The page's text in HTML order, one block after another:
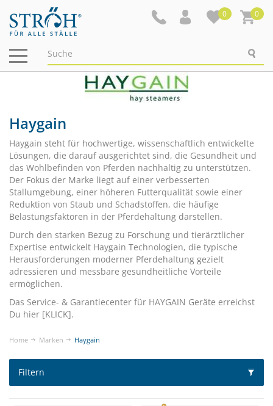
0 0
Navigation
ein-/ausblenden
Haygain
Haygain steht für hochwertige, wissenschaftlich entwickelte
Lösungen, die darauf ausgerichtet sind, die Gesundheit und
das Wohlbefinden von Pferden nachhaltig zu unterstützen.
Der Fokus der Marke liegt auf einer verbesserten
Stallumgebung, einer höheren Futterqualität sowie einer
Reduktion von Staub und Schadstoffen, die häufige
Belastungsfaktoren in der Pferdehaltung darstellen.
Durch den starken Bezug zu Forschung und tierärztlicher
Expertise entwickelt Haygain Technologien, die typische
Herausforderungen moderner Pferdehaltung gezielt
adressieren und messbare gesundheitliche Vorteile
ermöglichen.
Das Service- & Garantiecenter für HAYGAIN Geräte erreichst
Du hier [KLICK].
Home Marken Haygain
Filtern